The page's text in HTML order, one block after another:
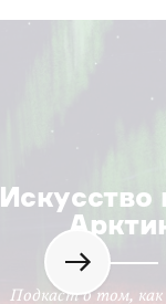
Искусство
Подкаст о том,